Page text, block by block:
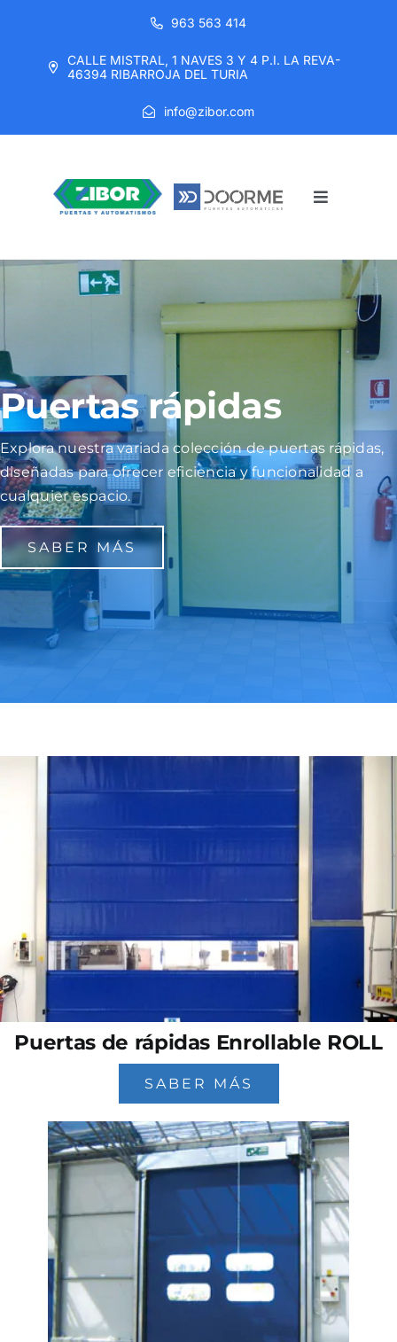
contenido
963 563 414
CALLE MISTRAL, 1 NAVES 3 Y 4 P.I. LA REVA-
46394 RIBARROJA DEL TURIA
info@zibor.com
Toggle
Empresa
Contacto
Puertas rápidas
Explora nuestra variada colección de puertas rápidas,
diseñadas para ofrecer eficiencia y funcionalidad a
cualquier espacio.
SABER MÁS
Puertas de rápidas Enrollable ROLL
SABER MÁS